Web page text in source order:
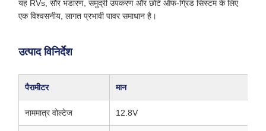
यह RVs, सौर भंडारण, समुद्री उपकरण और छोटे ऑफ-ग्रिड सिस्टम के लिए
एक विश्वसनीय, लागत प्रभावी पावर समाधान है।
उत्पाद विनिर्देश
पैरामीटर मान
नाममात्र वोल्टेज 12.8V